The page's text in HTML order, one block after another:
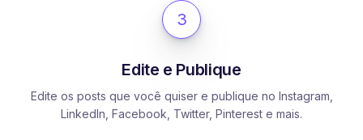
3
Edite e Publique
Edite os posts que você quiser e publique no Instagram,
LinkedIn, Facebook, Twitter, Pinterest e mais.